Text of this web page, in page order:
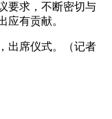
要求，不断密切与
应有贡献。
出席仪式。（记者